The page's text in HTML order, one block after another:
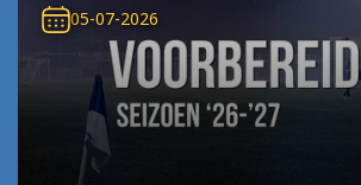
05-07-2026